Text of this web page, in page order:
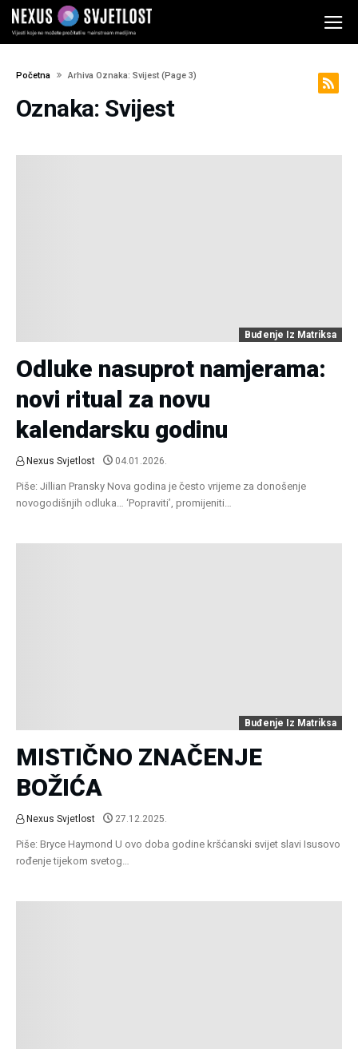
Početna Arhiva Oznaka: Svijest (page 3)
Oznaka: Svijest
Buđenje Iz Matriksa
Odluke nasuprot namjerama:
novi ritual za novu
kalendarsku godinu
Nexus Svjetlost 04.01.2026.
Piše: Jillian Pransky Nova godina je često vrijeme za donošenje
novogodišnjih odluka… ‘Popraviti’, promijeniti…
Buđenje Iz Matriksa
MISTIČNO ZNAČENJE
BOŽIĆA
Nexus Svjetlost 27.12.2025.
Piše: Bryce Haymond U ovo doba godine kršćanski svijet slavi Isusovo
rođenje tijekom svetog…